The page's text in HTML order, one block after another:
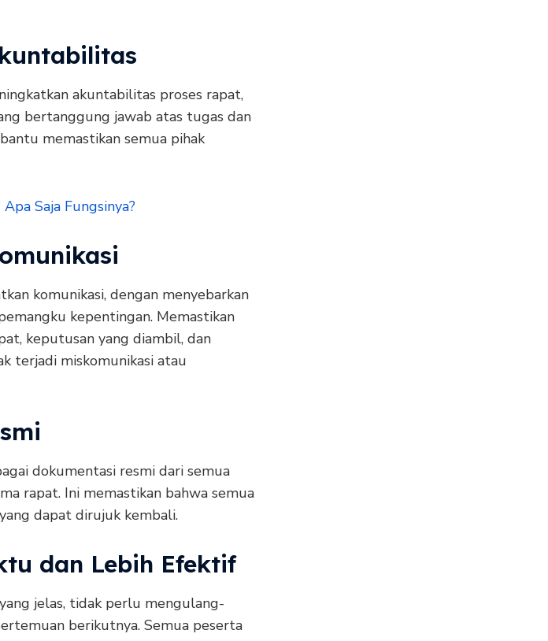
akuntabilitas proses rapat,
bertanggung jawab atas tugas dan
memastikan semua pihak
Saja Fungsinya?
komunikasi, dengan menyebarkan
kepentingan. Memastikan
keputusan yang diambil, dan
terjadi miskomunikasi atau
dokumentasi resmi dari semua
rapat. Ini memastikan bahwa semua
dapat dirujuk kembali.
dan Lebih Efektif
jelas, tidak perlu mengulang-
berikutnya. Semua peserta